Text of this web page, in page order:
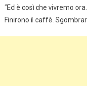
“Ed è così che vivremo
Finirono il caffè.